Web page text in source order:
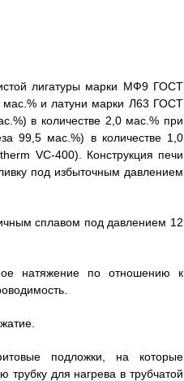
лигатуры марки МФ9 ГОСТ
и латуни марки Л63 ГОСТ
в количестве 2,0 мас.% при
99,5 мас.%) в количестве 1,0
VC-400). Конструкция печи
под избыточным давлением
сплавом под давлением 12
натяжение по отношению к
подложки, на которые
для нагрева в трубчатой